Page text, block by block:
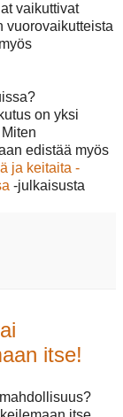
vaikuttivat
vuorovaikutteista
on yksi
edistää myös
ja keitaita -
-julkaisusta
itse!